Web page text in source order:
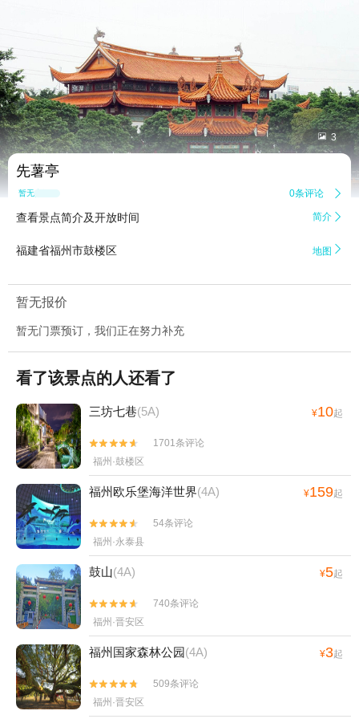
 3
先薯亭
暂无点评 0条评论 
查看景点简介及开放时间 简介 
福建省福州市鼓楼区 地图 
暂无报价
暂无门票预订，我们正在努力补充
看了该景点的人还看了
三坊七巷(5A) ¥10起


1701条评论
福州·鼓楼区
福州欧乐堡海洋世界(4A) ¥159起


54条评论
福州·永泰县
鼓山(4A) ¥5起


740条评论
福州·晋安区
福州国家森林公园(4A) ¥3起


509条评论
福州·晋安区